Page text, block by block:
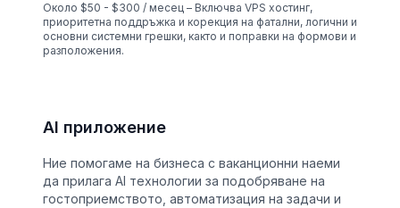
Около $50 - $300 / месец – Включва VPS хостинг,
приоритетна поддръжка и корекция на фатални, логични и
основни системни грешки, както и поправки на формови и
разположения.
AI приложение
Ние помогаме на бизнеса с ваканционни наеми
да прилага AI технологии за подобряване на
гостоприемството, автоматизация на задачи и